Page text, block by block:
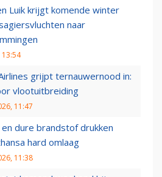
Luik krijgt komende winter
naar
13:54
grijpt ternauwernood in:
vlootuitbreiding
11:47
en dure brandstof drukken
hard omlaag
11:38